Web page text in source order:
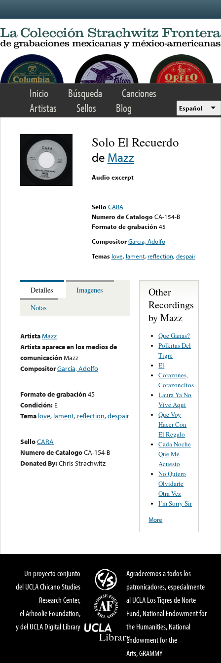
Inicio Búsqueda
Canciones
Artistas
Sellos Blog Español
Solo El Recuerdo
de Mazz
Audio excerpt
Sello CARA
Numero de Catalogo CA-154-B
Formato de grabación 45
Compositor Garcia, Adolfo
Temas love, lament, reflection,despair
Detalles
Imagenes
Notas
ArtistaMazz
Artista aparece en los medios de
comunicaciónMazz
CompositorGarcia, Adolfo
Formato de grabación45
Condición: E
Tema love, lament, reflection,despair
SelloCARA
Numero de CatalogoCA-154-B
Donated By:Chris Strachwitz
Other
Recordings
by Mazz
Que Ganas?
Polkitas Del
Tigre
El
Corazones,
Corazoncitos
Laura Ya No
Vive Aqui
Que Voy
Hacer Con
El Regalo
Cada Noche
Que Me
Acuesto
No Quiero
Olvidarte
Otra Vez
I’m Sorry Sir
More
Un proyecto conjunto
del UCLA Chicano Studies
Research Center,
el Arhoolie Foundation,
y del UCLA Digital Library
Agradecemos a todos los
patronicadores, especialmente
al UCLA Los Tigres de Norte
Fund, National Endowment for
the Humanities, National
Endowment for the
Arts, GRAMMY